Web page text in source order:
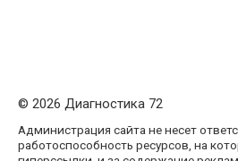
© 2026 Диагностика 72
Администрация сайта не несет
работоспособность ресурсов, на